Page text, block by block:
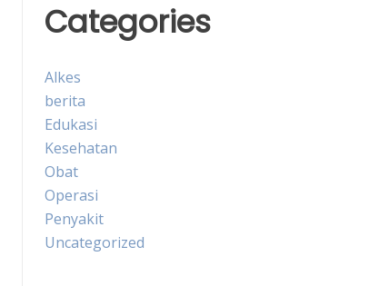
Categories
Alkes
berita
Edukasi
Kesehatan
Obat
Operasi
Penyakit
Uncategorized